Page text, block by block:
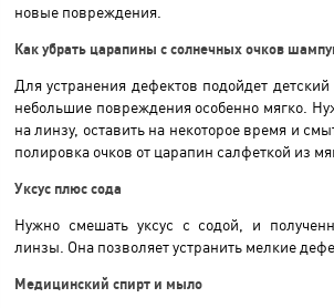
новые повреждения.
Как убрать царапины с солнечных очков
Для устранения дефектов подойдет
небольшие повреждения особенно мягко.
на линзу, оставить на некоторое время и
полировка очков от царапин салфеткой из
Уксус плюс сода
Нужно смешать уксус с содой, и
линзы. Она позволяет устранить мелкие
Медицинский спирт и мыло